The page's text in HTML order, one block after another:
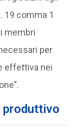
19 comma 1
membri
per
effettiva nei
produttivo